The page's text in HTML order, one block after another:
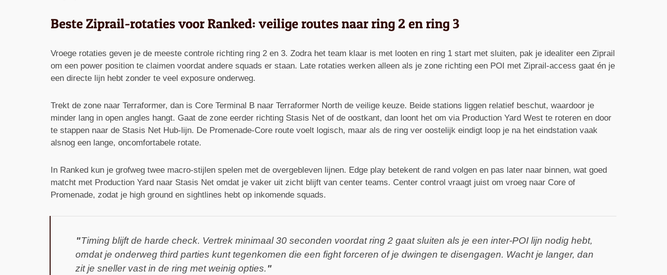
Beste Ziprail-rotaties voor Ranked: veilige routes naar ring 2 en ring 3
Vroege rotaties geven je de meeste controle richting ring 2 en 3. Zodra het team klaar is met looten en ring 1 start met sluiten, pak je idealiter een Ziprail
om een power position te claimen voordat andere squads er staan. Late rotaties werken alleen als je zone richting een POI met Ziprail-access gaat én je
een directe lijn hebt zonder te veel exposure onderweg.
Trekt de zone naar Terraformer, dan is Core Terminal B naar Terraformer North de veilige keuze. Beide stations liggen relatief beschut, waardoor je
minder lang in open angles hangt. Gaat de zone eerder richting Stasis Net of de oostkant, dan loont het om via Production Yard West te roteren en door
te stappen naar de Stasis Net Hub-lijn. De Promenade-Core route voelt logisch, maar als de ring ver oostelijk eindigt loop je na het eindstation vaak
alsnog een lange, oncomfortabele rotate.
In Ranked kun je grofweg twee macro-stijlen spelen met de overgebleven lijnen. Edge play betekent de rand volgen en pas later naar binnen, wat goed
matcht met Production Yard naar Stasis Net omdat je vaker uit zicht blijft van center teams. Center control vraagt juist om vroeg naar Core of
Promenade, zodat je high ground en sightlines hebt op inkomende squads.
Timing blijft de harde check. Vertrek minimaal 30 seconden voordat ring 2 gaat sluiten als je een inter-POI lijn nodig hebt,
omdat je onderweg third parties kunt tegenkomen die een fight forceren of je dwingen te disengagen. Wacht je langer, dan
zit je sneller vast in de ring met weinig opties.